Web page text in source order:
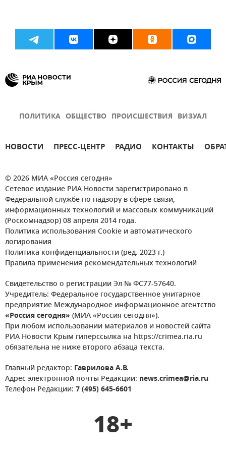
ПОЛИТИКА ОБЩЕСТВО ПРОИСШЕСТВИЯ ВИЗУАЛ
НОВОСТИ ПРЕСС-ЦЕНТР РАДИО КОНТАКТЫ
© 2026 МИА «Россия сегодня»
Сетевое издание РИА Новости зарегистрировано в
Федеральной службе по надзору в сфере связи,
информационных технологий и массовых коммуникаций
(Роскомнадзор) 08 апреля 2014 года.
Политика использования Cookie и автоматического
логирования
Политика конфиденциальности (ред. 2023 г.)
Правила применения рекомендательных технологий
Свидетельство о регистрации Эл № ФС77-57640.
Учредитель: Федеральное государственное унитарное
предприятие Международное информационное агентство
«Россия сегодня» (МИА «Россия сегодня»).
При любом использовании материалов и новостей сайта
РИА Новости Крым гиперссылка на https://crimea.ria.ru
обязательна не ниже второго абзаца текста.
Главный редактор: Гаврилова А.В.
Адрес электронной почты Редакции: news.crimea@ria.ru
Телефон Редакции: 7 (495) 645-6601
18+